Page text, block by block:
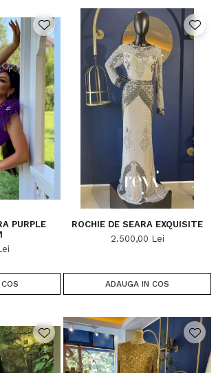
PURPLE
ROCHIE DE SEARA EXQUISITE
2.500,00 Lei
ADAUGA IN COS